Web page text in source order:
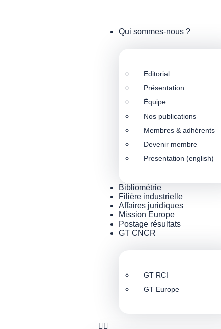
Qui sommes-nous ?
Editorial
Présentation
Équipe
Nos publications
Membres & adhérents
Devenir membre
Presentation (english)
Bibliométrie
Filière industrielle
Affaires juridiques
Mission Europe
Postage résultats
GT CNCR
GT RCI
GT Europe